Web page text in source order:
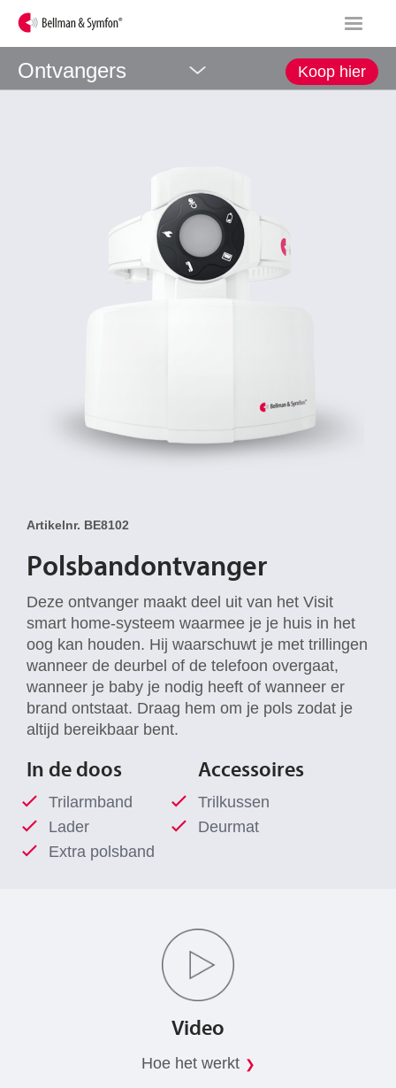
Ontvangers Koop hier
Artikelnr. BE8102
Polsbandontvanger
Deze ontvanger maakt deel uit van het Visit
smart home-systeem waarmee je je huis in het
oog kan houden. Hij waarschuwt je met trillingen
wanneer de deurbel of de telefoon overgaat,
wanneer je baby je nodig heeft of wanneer er
brand ontstaat. Draag hem om je pols zodat je
altijd bereikbaar bent.
In de doos
Trilarmband
Lader
Extra polsband
Accessoires
Trilkussen
Deurmat
Video
Hoe het werkt